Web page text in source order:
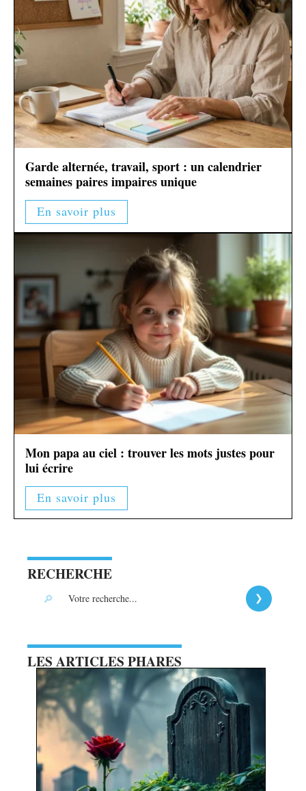
Garde alternée, travail, sport : un calendrier
semaines paires impaires unique
En savoir plus
Mon papa au ciel : trouver les mots justes pour
lui écrire
En savoir plus
RECHERCHE
LES ARTICLES PHARES